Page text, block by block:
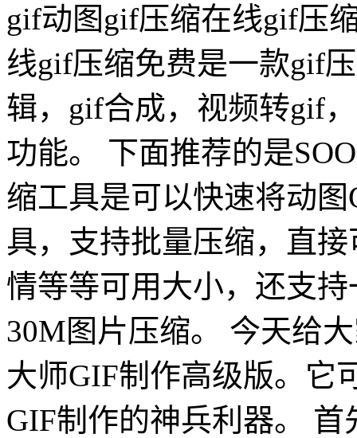
gif动图gif压缩在线gif压
线gif压缩免费是一款gif
辑，gif合成，视频转gif
功能。 下面推荐的是
缩工具是可以快速将动
具，支持批量压缩，直
情等等可用大小，还支
30M图片压缩。 今天给
大师GIF制作高级版。它
GIF制作的神兵利器。